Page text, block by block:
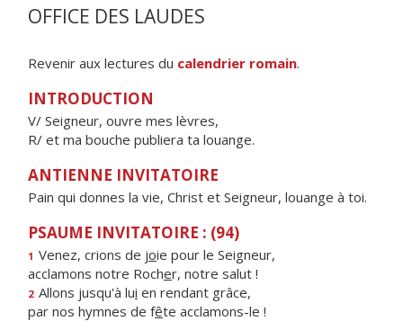
OFFICE DES LAUDES
Revenir aux lectures du calendrier romain.
INTRODUCTION
V/ Seigneur, ouvre mes lèvres,
R/ et ma bouche publiera ta louange.
ANTIENNE INVITATOIRE
Pain qui donnes la vie, Christ et Seigneur, louange à toi.
PSAUME INVITATOIRE : (94)
1 Venez, crions de joie pour le Seigneur,
acclamons notre Rocher, notre salut !
2 Allons jusqu'à lui en rendant grâce,
par nos hymnes de fête acclamons-le !